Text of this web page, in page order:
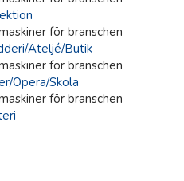
för branschen
Ateljé/Butik
för branschen
Opera/Skola
för branschen